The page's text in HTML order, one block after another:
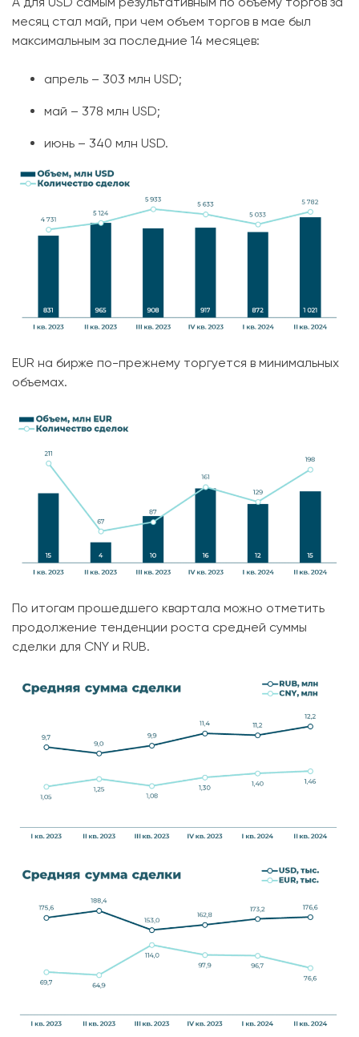
месяц стал май, при чем объем торгов в мае был
максимальным за последние 14 месяцев:
апрель – 303 млн USD;
май – 378 млн USD;
июнь – 340 млн USD.
EUR на бирже по-прежнему торгуется в минимальных
объемах.
По итогам прошедшего квартала можно отметить
продолжение тенденции роста средней суммы
сделки для CNY и RUB.